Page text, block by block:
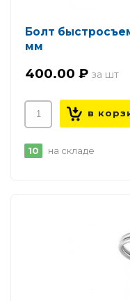
Болт
мм
400.00 ₽
10 на складе